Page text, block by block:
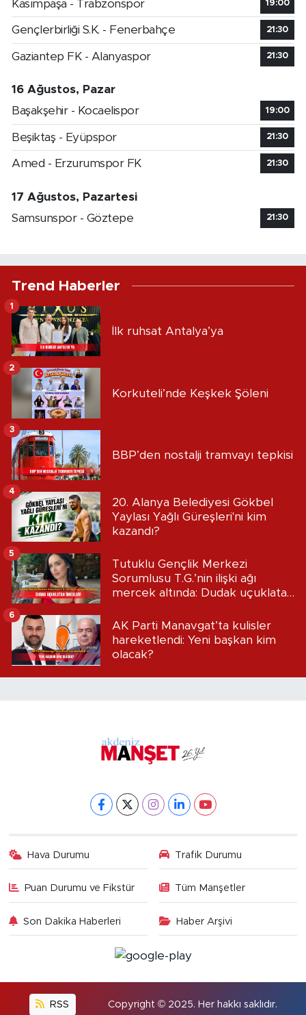
Kasımpaşa - Trabzonspor 19:00
Gençlerbirliği S.K. - Fenerbahçe 21:30
Gaziantep FK - Alanyaspor 21:30
16 Ağustos, Pazar
Başakşehir - Kocaelispor
19:00
Beşiktaş - Eyüpspor 21:30
Amed - Erzurumspor FK 21:30
17 Ağustos, Pazartesi
Samsunspor - Göztepe
21:30
Trend Haberler
İlk ruhsat Antalya’ya
1
Korkuteli’nde Keşkek Şöleni
2
BBP’den nostalji tramvayı tepkisi
3
20. Alanya Belediyesi Gökbel
Yaylası Yağlı Güreşleri'ni kim
kazandı?
4
Tutuklu Gençlik Merkezi
Sorumlusu T.G.’nin ilişki ağı
mercek altında: Dudak uçuklatan
5
AK Parti Manavgat’ta kulisler
hareketlendi: Yeni başkan kim
olacak?
6
Hava Durumu Trafik Durumu
Puan Durumu ve Fikstür Tüm Manşetler
Son Dakika Haberleri Haber Arşivi
RSS Copyright © 2025. Her hakkı saklıdır.